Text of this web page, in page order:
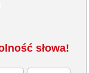
słowa!